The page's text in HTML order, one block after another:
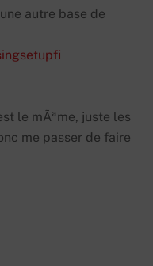
autre base de
le mÃªme, juste les
me passer de faire